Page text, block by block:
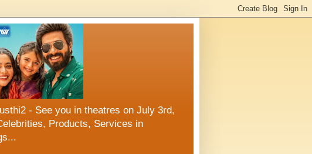
- See you in theatres on July 3rd,
Products, Services in